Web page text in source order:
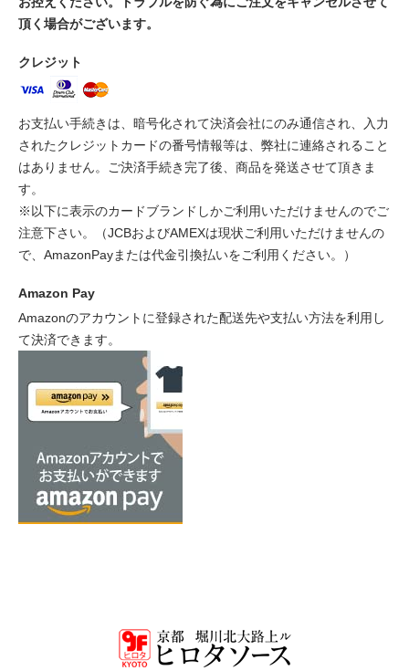
頂く場合がございます。
クレジット
お支払い手続きは、暗号化されて決済会社にのみ通信され、入力
されたクレジットカードの番号情報等は、弊社に連絡されること
はありません。ご決済手続き完了後、商品を発送させて頂きま
す。
※以下に表示のカードブランドしかご利用いただけませんのでご
注意下さい。（JCBおよびAMEXは現状ご利用いただけませんの
で、AmazonPayまたは代金引換払いをご利用ください。）
Amazon Pay
Amazonのアカウントに登録された配送先や支払い方法を利用し
て決済できます。